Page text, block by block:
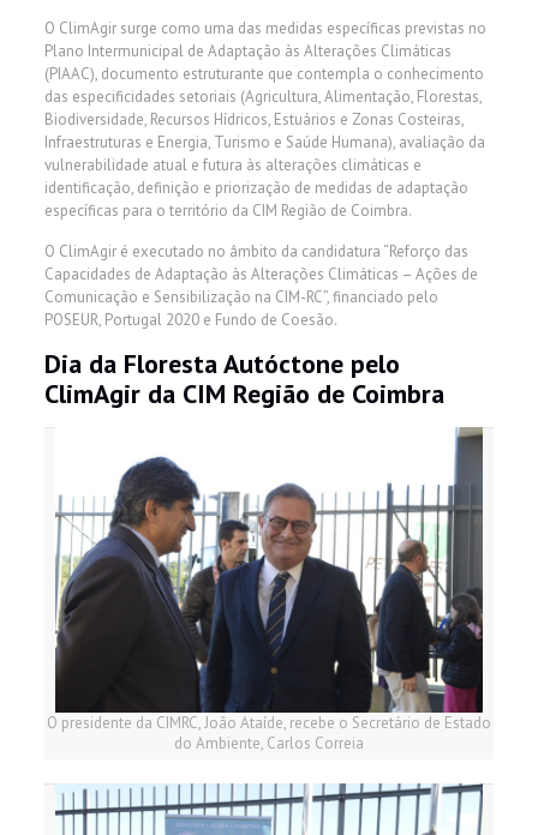
O ClimAgir surge como uma das medidas específicas previstas no
Plano Intermunicipal de Adaptação às Alterações Climáticas
(PIAAC), documento estruturante que contempla o conhecimento
das especificidades setoriais (Agricultura, Alimentação, Florestas,
Biodiversidade, Recursos Hídricos, Estuários e Zonas Costeiras,
Infraestruturas e Energia, Turismo e Saúde Humana), avaliação da
vulnerabilidade atual e futura às alterações climáticas e
identificação, definição e priorização de medidas de adaptação
específicas para o território da CIM Região de Coimbra.
O ClimAgir é executado no âmbito da candidatura “Reforço das
Capacidades de Adaptação às Alterações Climáticas – Ações de
Comunicação e Sensibilização na CIM-RC”, financiado pelo
POSEUR, Portugal 2020 e Fundo de Coesão.
Dia da Floresta Autóctone pelo
ClimAgir da CIM Região de Coimbra
O presidente da CIMRC, João Ataíde, recebe o Secretário de Estado
do Ambiente, Carlos Correia